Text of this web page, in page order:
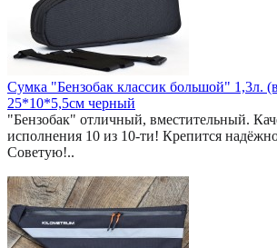
Сумка "Бензобак классик большой" 1,3л.
25*10*5,5см черный
"Бензобак" отличный, вместительный.
исполнения 10 из 10-ти! Крепится
Советую!..